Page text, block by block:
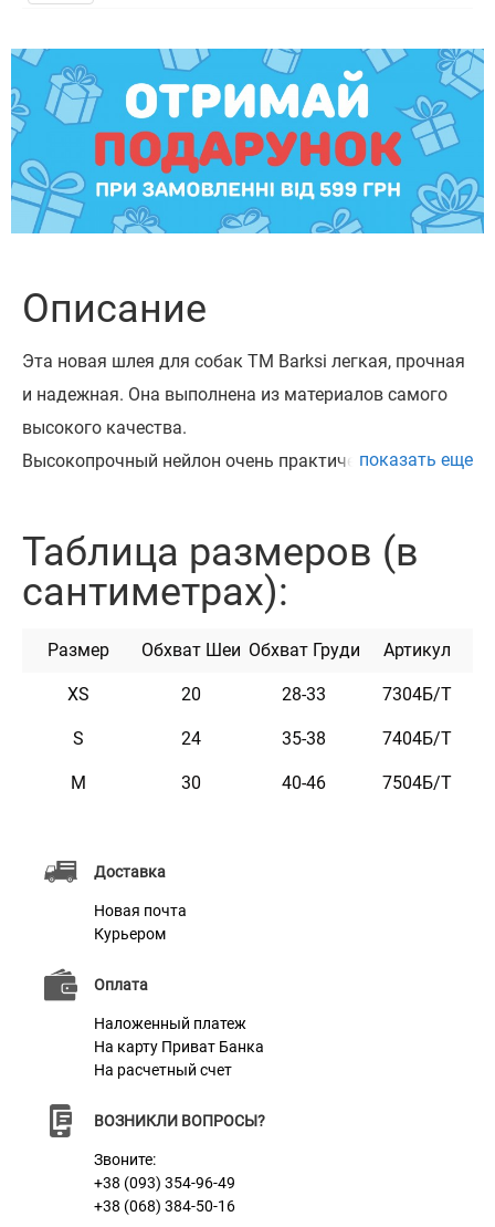
Доставка
Новая почта
Курьером
Оплата
Наложенный платеж
На карту Приват Банка
На расчетный счет
ВОЗНИКЛИ ВОПРОСЫ?
Звоните:
+38 (093) 354-96-49
+38 (068) 384-50-16
Описание
Эта новая шлея для собак ТМ Barksi легкая, прочная
и надежная. Она выполнена из материалов самого
высокого качества.
Высокопрочный нейлон очень практичен и
Благодаря качественному двухслойному неопрену и
подкладке из современной дышащей 3D сетки эта
Шлея укомплектована высококачественной
пластиковой пряжкой.
Эта шлея не теряет цвет при стирке и не выгорает на
неприхотлива в уходе.
розовом, оранжевом и фиолетовом цветах.
Характеристики
Материал Нейлон + Неопрен + 3D сетка
Цвет Оранжевый
Фурнитура
показать еще
Таблица размеров (в
сантиметрах):
Размер Обхват Шеи Обхват Груди Артикул
XS 20 28-33 7304Б/Т
S 24 35-38 7404Б/Т
M 30 40-46 7504Б/Т